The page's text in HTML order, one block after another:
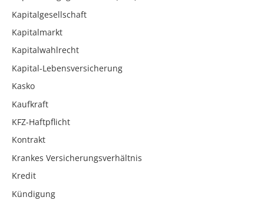
Kapitalgesellschaft
Kapitalmarkt
Kapitalwahlrecht
Kapital-Lebensversicherung
Kasko
Kaufkraft
KFZ-Haftpflicht
Kontrakt
Krankes Versicherungsverhältnis
Kredit
Kündigung